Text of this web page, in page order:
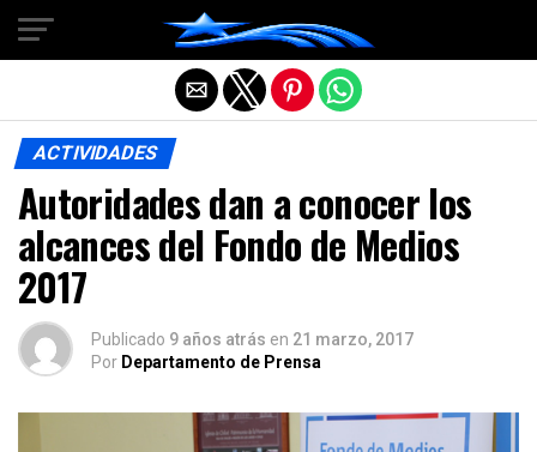
ACTIVIDADES
Autoridades dan a conocer los
alcances del Fondo de Medios
2017
Publicado 9 años atrás en 21 marzo, 2017
Por Departamento de Prensa
Salir de la versión móvil